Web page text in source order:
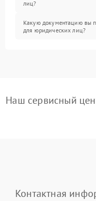
лиц?
Какую документацию вы
для юридических лиц?
Наш сервисный
Контактная